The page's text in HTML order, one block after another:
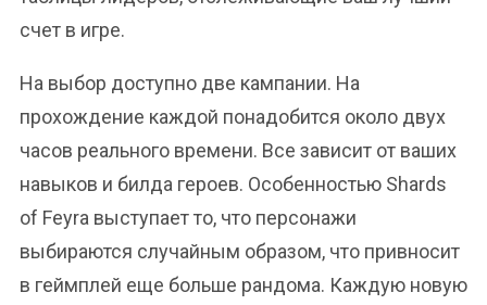
счет в игре.
На выбор доступно две кампании. На
прохождение каждой понадобится около двух
часов реального времени. Все зависит от ваших
навыков и билда героев. Особенностью Shards
of Feyra выступает то, что персонажи
выбираются случайным образом, что привносит
в геймплей еще больше рандома. Каждую новую